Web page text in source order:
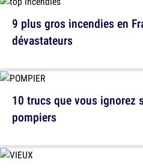
10 trucs que vous ignorez
pompiers
9 plus gros incendies en
dévastateurs